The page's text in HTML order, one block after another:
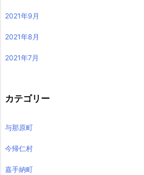
2021年9月
2021年8月
2021年7月
カテゴリー
与那原町
今帰仁村
嘉手納町